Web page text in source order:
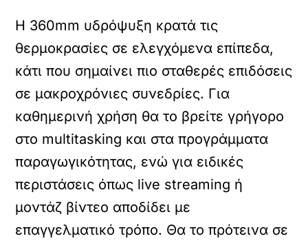
Η 360mm υδρόψυξη κρατά τις
θερμοκρασίες σε ελεγχόμενα επίπεδα,
κάτι που σημαίνει πιο σταθερές επιδόσεις
σε μακροχρόνιες συνεδρίες. Για
καθημερινή χρήση θα το βρείτε γρήγορο
στο multitasking και στα προγράμματα
παραγωγικότητας, ενώ για ειδικές
περιστάσεις όπως live streaming ή
μοντάζ βίντεο αποδίδει με
επαγγελματικό τρόπο. Θα το πρότεινα σε